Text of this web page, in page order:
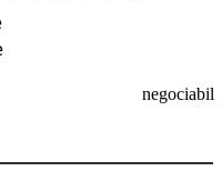
negociabil